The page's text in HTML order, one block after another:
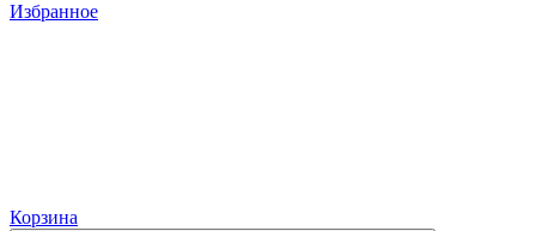
Избранное
Корзина